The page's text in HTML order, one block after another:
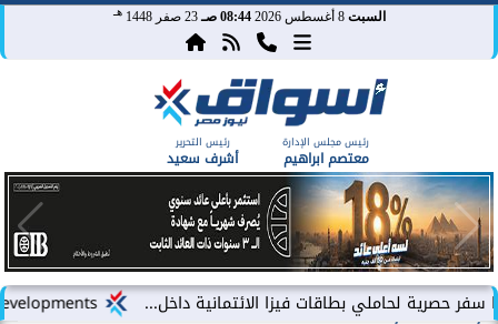
السبت 8 أغسطس 2026 08:44 صـ 23 صفر 1448 هـ
رئيس مجلس الإدارة
معتصم ابراهيم
رئيس التحرير
أشرف سعيد
LARZ Developments تطلق رؤيتها الجديدة لتقديم مفهوم متكامل للتطوير العقاري في مصر بطاقات فيزا الائتمانية داخل...